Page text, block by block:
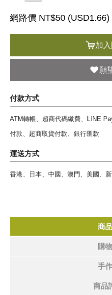
網路價 NT$50 (USD1.66)
加
願
付款方式
ATM轉帳、超商代碼繳費、LINE
付款、超商取貨付款、銀行匯款
運送方式
香港、日本、中國、澳門、美國、
商
購
手
商品